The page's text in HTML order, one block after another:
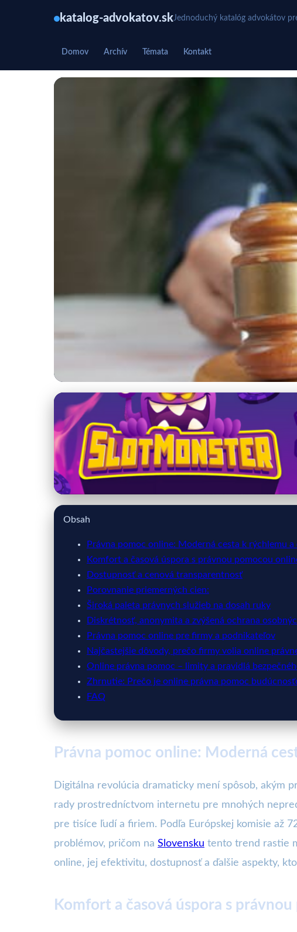
katalog-advokatov.skJednoduchý katalóg advokátov
Domov Archív Témata Kontakt
katalog-advokatov.sk
Online právna pomoc:
otázok
Obsah
Právna pomoc online: Moderná cesta k rýchlemu
Komfort a časová úspora s právnou pomocou
Dostupnosť a cenová transparentnosť
Porovnanie priemerných cien:
Široká paleta právnych služieb na dosah ruky
Diskrétnosť, anonymita a zvýšená ochrana
Právna pomoc online pre firmy a podnikateľov
Najčastejšie dôvody, prečo firmy volia online
Online právna pomoc – limity a pravidlá
Zhrnutie: Prečo je online právna pomoc
FAQ
Právna pomoc online: Moderná
Digitálna revolúcia dramaticky mení spôsob, akým
rady prostredníctvom internetu pre mnohých
pre tisíce ľudí a firiem. Podľa Európskej komisie až
problémov, pričom na Slovensku tento trend rastie
online, jej efektivitu, dostupnosť a ďalšie aspekty,
Komfort a časová úspora s